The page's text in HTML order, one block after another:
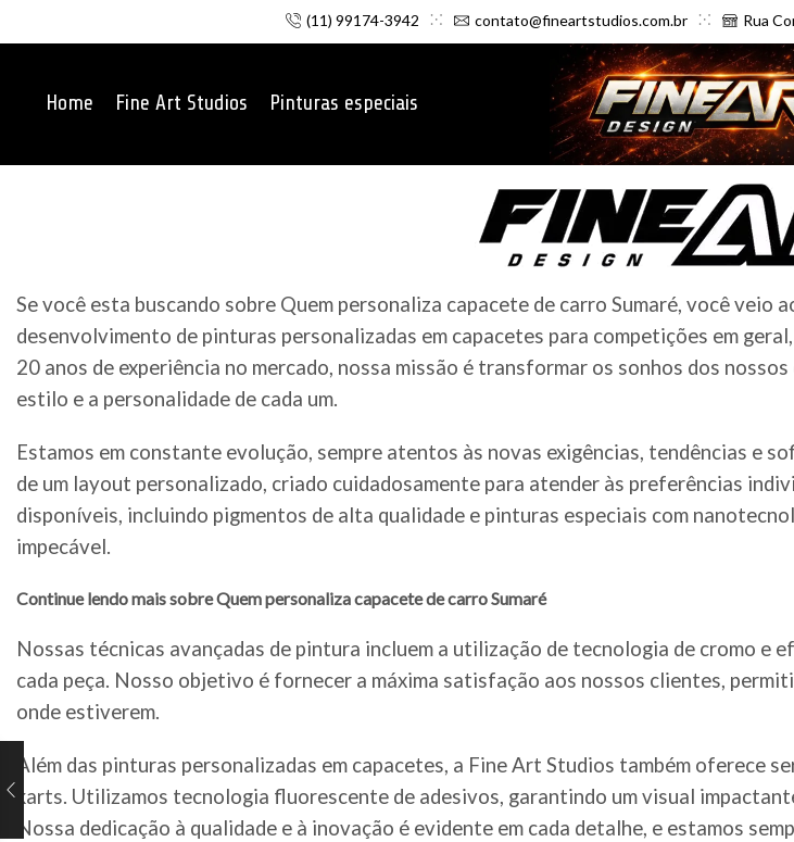
(11) 99174-3942 contato@fineartstudios.com.br Rua
Home Fine Art Studios Pinturas especiais
Se você esta buscando sobre Quem personaliza capacete de carro Sumaré, você veio
desenvolvimento de pinturas personalizadas em capacetes para competições em
20 anos de experiência no mercado, nossa missão é transformar os sonhos dos
estilo e a personalidade de cada um.
Estamos em constante evolução, sempre atentos às novas exigências, tendências e
de um layout personalizado, criado cuidadosamente para atender às preferências
disponíveis, incluindo pigmentos de alta qualidade e pinturas especiais com
impecável.
Continue lendo mais sobre Quem personaliza capacete de carro Sumaré
Nossas técnicas avançadas de pintura incluem a utilização de tecnologia de cromo e
cada peça. Nosso objetivo é fornecer a máxima satisfação aos nossos clientes,
onde estiverem.
Além das pinturas personalizadas em capacetes, a Fine Art Studios também oferece
karts. Utilizamos tecnologia fluorescente de adesivos, garantindo um visual
Nossa dedicação à qualidade e à inovação é evidente em cada detalhe, e estamos